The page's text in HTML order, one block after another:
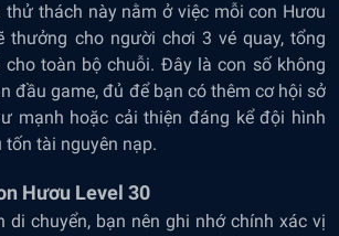
thách này nằm ở việc mỗi con Hươu
thưởng cho người chơi 3 vé quay, tổng
cho toàn bộ chuỗi. Đây là con số không
đầu game, đủ để bạn có thêm cơ hội sở
mạnh hoặc cải thiện đáng kể đội hình
tài nguyên nạp.
Hươu Level 30
chuyển, bạn nên ghi nhớ chính xác vị